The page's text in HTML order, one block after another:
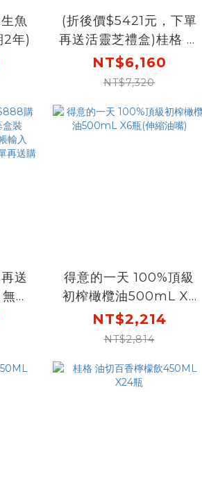
魚
2年)
(折後價$5421元，下單
再送活靈芝禮盒)桂格 養
氣人蔘盒裝60mlX30瓶
X4盒 [結帳輸碼再打88
再送活靈芝禮盒]
NT$6,160
NT$7,320
送
糖
入
得意的一天 100%頂級
初榨橄欖油500mL X6
瓶(伸縮油嘴)
NT$2,214
NT$2,814